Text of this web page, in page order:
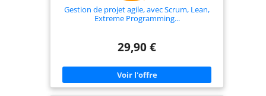
Gestion de projet agile, avec Scrum, Lean,
Extreme Programming...
29,90 €